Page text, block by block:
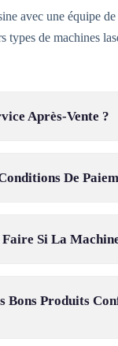
avec une équipe
types de machines
Après-Vente ?
De
Si La
Bons Produits